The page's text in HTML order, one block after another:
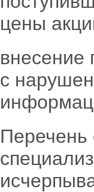
цены
внесение
с
Перечень